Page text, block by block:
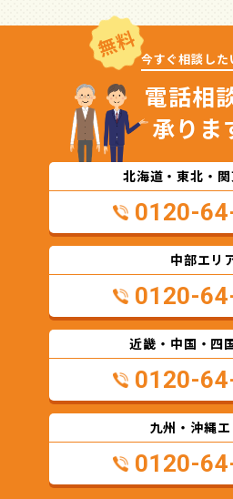
無料 今すぐ相談した
電話相
承りま
北海道・東北・
0120-
中部エリ
0120-
近畿・中国・四
0120-
九州・沖縄
0120-